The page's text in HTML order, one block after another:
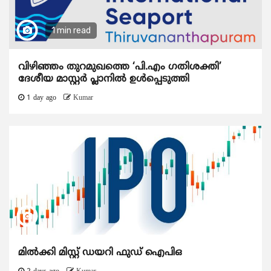
1 min read
വിഴിഞ്ഞം തുറമുഖത്തെ ‘പി.എം ഗതിശക്തി’
ദേശീയ മാസ്റ്റർ പ്ലാനിൽ ഉൾപ്പെടുത്തി
1 day ago Kumar
മിൽക്കി മിസ്റ്റ് ഡയറി ഫുഡ് ഐപിഒ